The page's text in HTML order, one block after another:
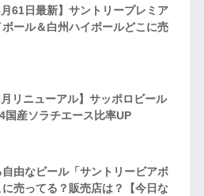
月61日最新】サントリープレミア
ール＆白州ハイボールどこに売
月リニューアル】サッポロビール
国産ソラチエース比率UP
由なビール「サントリービアボ
売ってる？販売店は？【今日な